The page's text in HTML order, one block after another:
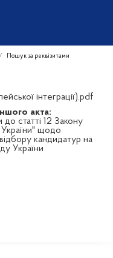
Пошук за реквізитами
інтеграції).pdf
акта:
до статті 12 Закону
щодо
кандидатур на
України